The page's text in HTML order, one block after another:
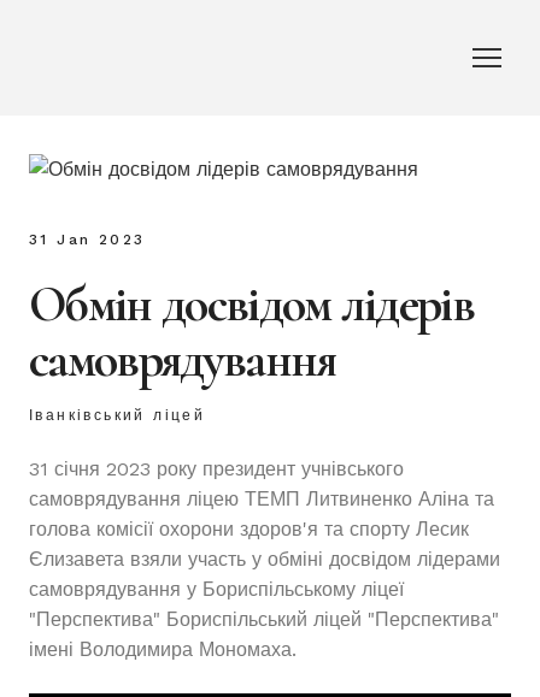
31 Jan 2023
Обмін досвідом лідерів
самоврядування
Іванківський ліцей
31 січня 2023 року президент учнівського
самоврядування ліцею ТЕМП Литвиненко Аліна та
голова комісії охорони здоров'я та спорту Лесик
Єлизавета взяли участь у обміні досвідом лідерами
самоврядування у Бориспільському ліцеї
"Перспектива" Бориспільський ліцей "Перспектива"
імені Володимира Мономаха.